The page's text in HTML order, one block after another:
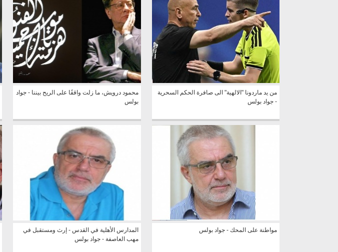
من يد ماردونا "الالهية" الى صافرة الحكم السحرية
- جواد بولس
محمود درويش، ما زلت واقفًا على الريح بيننا - جواد
بولس
مواطنة على المحك - جواد بولس
المدارس الأهلية في القدس - إرث ومستقبل في
مهب العاصفة - جواد بولس